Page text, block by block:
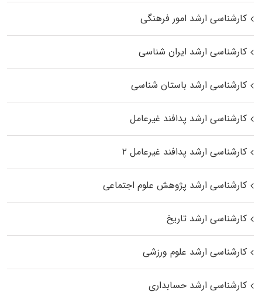
کارشناسی ارشد امور فرهنگی
کارشناسی ارشد ایران شناسی
کارشناسی ارشد باستان شناسی
کارشناسی ارشد پدافند غیرعامل
کارشناسی ارشد پدافند غیرعامل ۲
کارشناسی ارشد پژوهش علوم اجتماعی
کارشناسی ارشد تاریخ
کارشناسی ارشد علوم ورزشی
کارشناسی ارشد حسابداری